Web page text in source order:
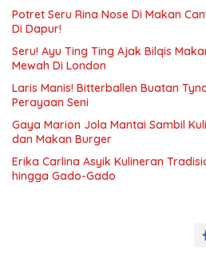
Potret Seru Rina Nose Di Makan
Di Dapur!
Seru! Ayu Ting Ting Ajak Bilqis
Mewah Di London
Laris Manis! Bitterballen Buatan
Perayaan Seni
Gaya Marion Jola Mantai Sambil
dan Makan Burger
Erika Carlina Asyik Kulineran
hingga Gado-Gado